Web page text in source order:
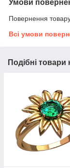
Умови
Повернення
Всі умови
Подібні товари